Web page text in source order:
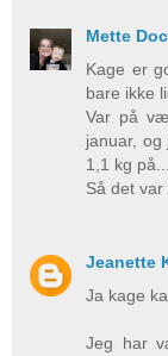
Mette
Kage er
bare ikke
Var på
januar, og
1,1 kg på...
Så det
Jeanette
Ja kage
Jeg har